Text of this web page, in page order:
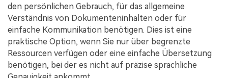
den persönlichen Gebrauch, für das allgemeine
Verständnis von Dokumenteninhalten oder für
einfache Kommunikation benötigen. Dies ist eine
praktische Option, wenn Sie nur über begrenzte
Ressourcen verfügen oder eine einfache Übersetzung
benötigen, bei der es nicht auf präzise sprachliche